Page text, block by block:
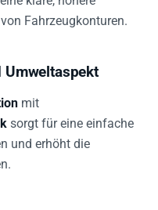
Fahrzeugkonturen.
mit
sorgt für eine einfache
und erhöht die